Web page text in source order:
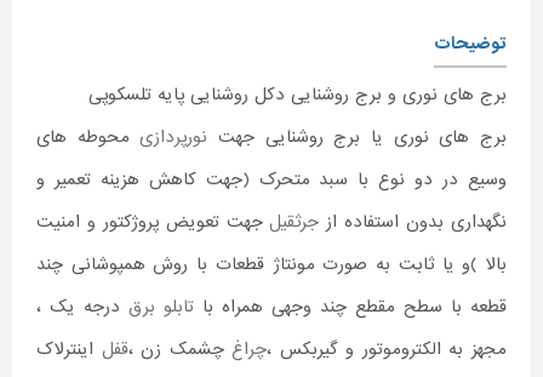
توضیحات
برج های نوری و برج روشنایی دکل روشنایی پایه تلسکوپی
برج های نوری یا برج روشنایی جهت نورپردازیمحوطه های
وسیع در دو نوع با سبد متحرک (جهت کاهش هزینه تعمیر و
نگهداری بدون استفاده از جرثقیلجهت تعویض پروژکتور و امنیت
بالا )و یا ثابت به صورت مونتاژ قطعات با روش همپوشانی چند
قطعه با سطح مقطع چند وجهی همراه با تابلو برق درجه یک ،
مجهز به الکتروموتور و گیربکس ،چراغ چشمک زن ،قفل اینترلاک